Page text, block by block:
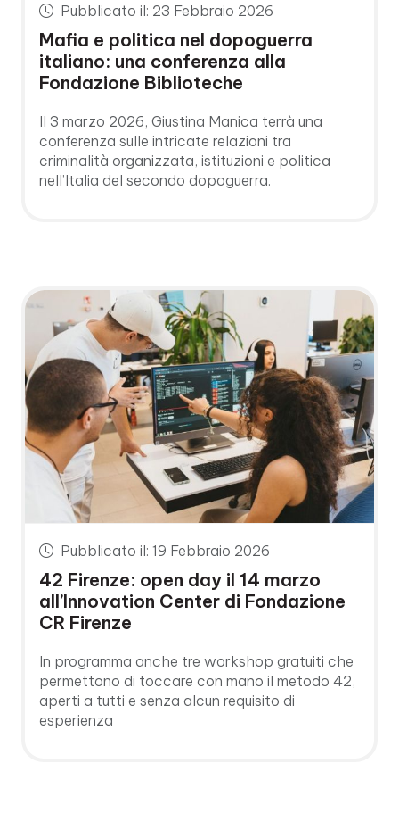
Pubblicato il: 23 Febbraio 2026
Mafia e politica nel dopoguerra
italiano: una conferenza alla
Fondazione Biblioteche
Il 3 marzo 2026, Giustina Manica terrà una
conferenza sulle intricate relazioni tra
criminalità organizzata, istituzioni e politica
nell’Italia del secondo dopoguerra.
Pubblicato il: 19 Febbraio 2026
42 Firenze: open day il 14 marzo
all’Innovation Center di Fondazione
CR Firenze
In programma anche tre workshop gratuiti che
permettono di toccare con mano il metodo 42,
aperti a tutti e senza alcun requisito di
esperienza